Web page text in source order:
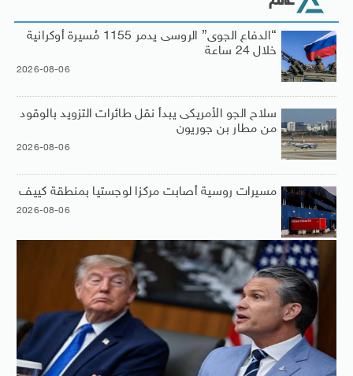
“الدفاع الجوى” الروسى يدمر 1155 مُسيرة أوكرانية
خلال 24 ساعة
2026-08-06
سلاح الجو الأمريكى يبدأ نقل طائرات التزويد بالوقود
من مطار بن جوريون
2026-08-06
مسيرات روسية أصابت مركزا لوجستيا بمنطقة كييف
2026-08-06